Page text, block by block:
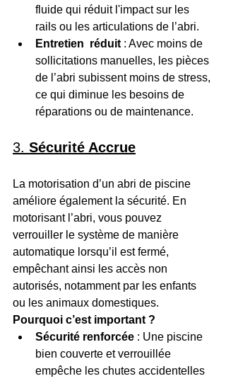
fluide qui réduit l'impact sur les
rails ou les articulations de l’abri.
Entretien  réduit : Avec moins de
sollicitations manuelles, les pièces
de l’abri subissent moins de stress,
ce qui diminue les besoins de
réparations ou de maintenance.
3. Sécurité Accrue
La motorisation d’un abri de piscine
améliore également la sécurité. En
motorisant l’abri, vous pouvez
verrouiller le système de manière
automatique lorsqu’il est fermé,
empêchant ainsi les accès non
autorisés, notamment par les enfants
ou les animaux domestiques.
Pourquoi c’est important ?
Sécurité renforcée : Une piscine
bien couverte et verrouillée
empêche les chutes accidentelles